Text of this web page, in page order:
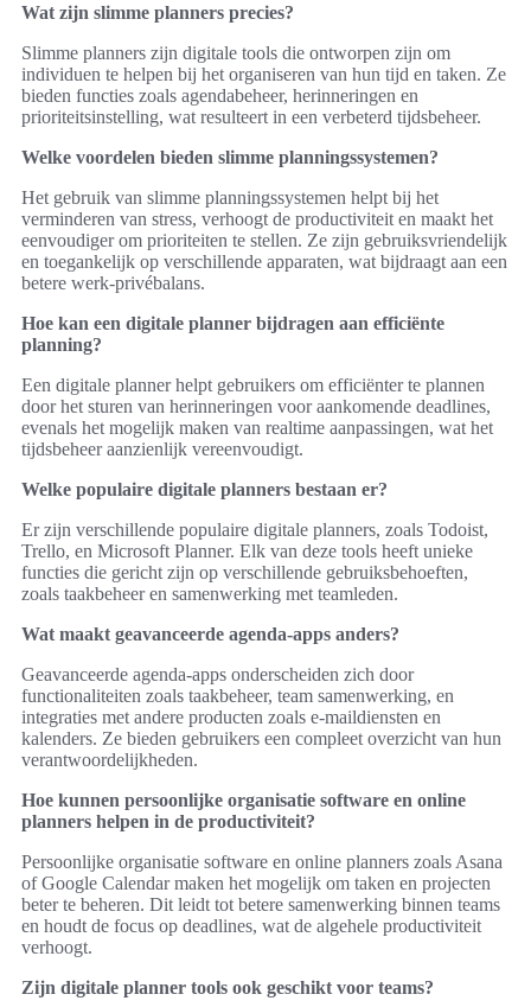
Wat zijn slimme planners precies?
Slimme planners zijn digitale tools die ontworpen zijn om
individuen te helpen bij het organiseren van hun tijd en taken. Ze
bieden functies zoals agendabeheer, herinneringen en
prioriteitsinstelling, wat resulteert in een verbeterd tijdsbeheer.
Welke voordelen bieden slimme planningssystemen?
Het gebruik van slimme planningssystemen helpt bij het
verminderen van stress, verhoogt de productiviteit en maakt het
eenvoudiger om prioriteiten te stellen. Ze zijn gebruiksvriendelijk
en toegankelijk op verschillende apparaten, wat bijdraagt aan een
betere werk-privébalans.
Hoe kan een digitale planner bijdragen aan efficiënte
planning?
Een digitale planner helpt gebruikers om efficiënter te plannen
door het sturen van herinneringen voor aankomende deadlines,
evenals het mogelijk maken van realtime aanpassingen, wat het
tijdsbeheer aanzienlijk vereenvoudigt.
Welke populaire digitale planners bestaan er?
Er zijn verschillende populaire digitale planners, zoals Todoist,
Trello, en Microsoft Planner. Elk van deze tools heeft unieke
functies die gericht zijn op verschillende gebruiksbehoeften,
zoals taakbeheer en samenwerking met teamleden.
Wat maakt geavanceerde agenda-apps anders?
Geavanceerde agenda-apps onderscheiden zich door
functionaliteiten zoals taakbeheer, team samenwerking, en
integraties met andere producten zoals e-maildiensten en
kalenders. Ze bieden gebruikers een compleet overzicht van hun
verantwoordelijkheden.
Hoe kunnen persoonlijke organisatie software en online
planners helpen in de productiviteit?
Persoonlijke organisatie software en online planners zoals Asana
of Google Calendar maken het mogelijk om taken en projecten
beter te beheren. Dit leidt tot betere samenwerking binnen teams
en houdt de focus op deadlines, wat de algehele productiviteit
verhoogt.
Zijn digitale planner tools ook geschikt voor teams?